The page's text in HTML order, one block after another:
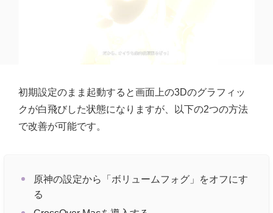
初期設定のまま起動すると画面上の3Dのグラフィッ
クが白飛びした状態になりますが、以下の2つの方法
で改善が可能です。
原神の設定から「ボリュームフォグ」をオフにす
る